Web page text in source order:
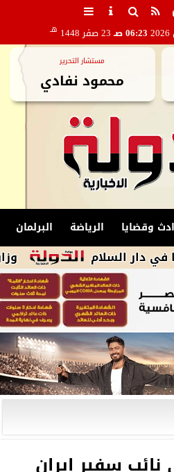
06:23 صـ 23 صفر 1448 هـ
مستشار التحرير
محمود نفادي
وقضايا الرياضة البرلمان
وزارة
سفير إيران